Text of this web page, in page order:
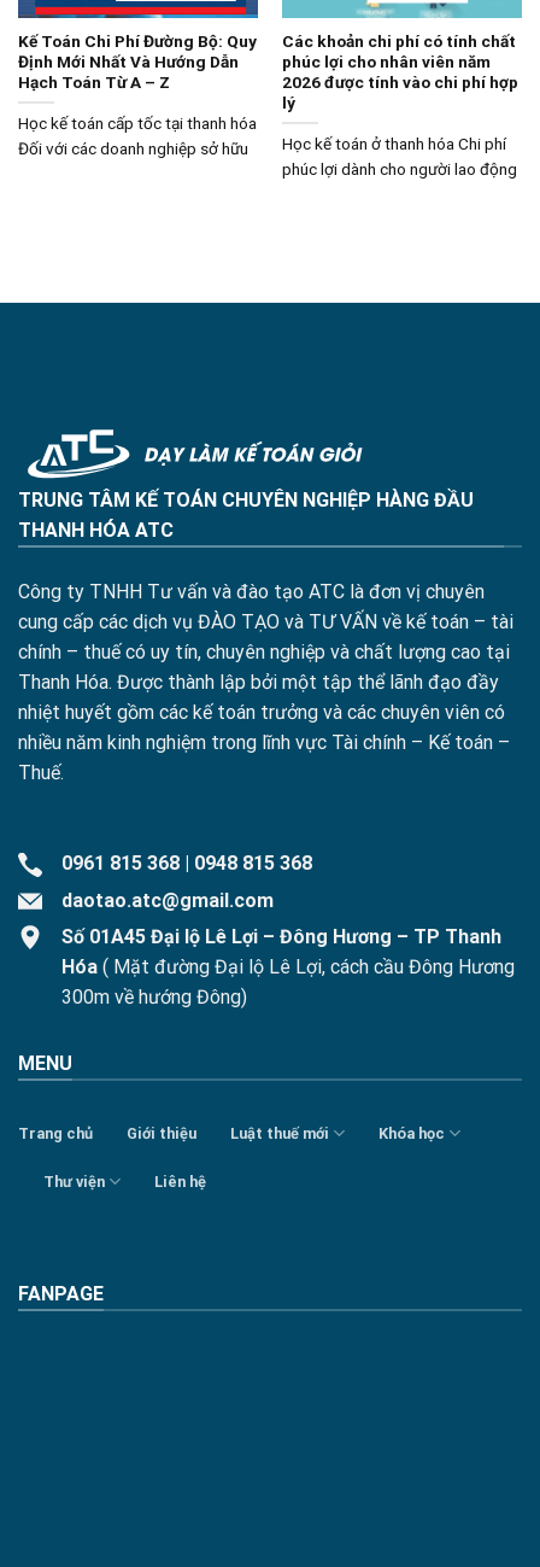
Kế Toán Chi Phí Đường Bộ: Quy
Định Mới Nhất Và Hướng Dẫn
Hạch Toán Từ A – Z
Học kế toán cấp tốc tại thanh hóa
Đối với các doanh nghiệp sở hữu
Các khoản chi phí có tính chất
phúc lợi cho nhân viên năm
2026 được tính vào chi phí hợp
lý
Học kế toán ở thanh hóa Chi phí
phúc lợi dành cho người lao động
TRUNG TÂM KẾ TOÁN CHUYÊN NGHIỆP HÀNG ĐẦU
THANH HÓA ATC
Công ty TNHH Tư vấn và đào tạo ATC là đơn vị chuyên
cung cấp các dịch vụ ĐÀO TẠO và TƯ VẤN về kế toán – tài
chính – thuế có uy tín, chuyên nghiệp và chất lượng cao tại
Thanh Hóa. Được thành lập bởi một tập thể lãnh đạo đầy
nhiệt huyết gồm các kế toán trưởng và các chuyên viên có
nhiều năm kinh nghiệm trong lĩnh vực Tài chính – Kế toán –
Thuế.
0961 815 368
0948 815 368
daotao.atc@gmail.com
Số 01A45 Đại lộ Lê Lợi – Đông Hương – TP Thanh
Hóa ( Mặt đường Đại lộ Lê Lợi, cách cầu Đông Hương
300m về hướng Đông)
MENU
Trang chủ Giới thiệu Luật thuế mới Khóa học
Thư viện Liên hệ
FANPAGE